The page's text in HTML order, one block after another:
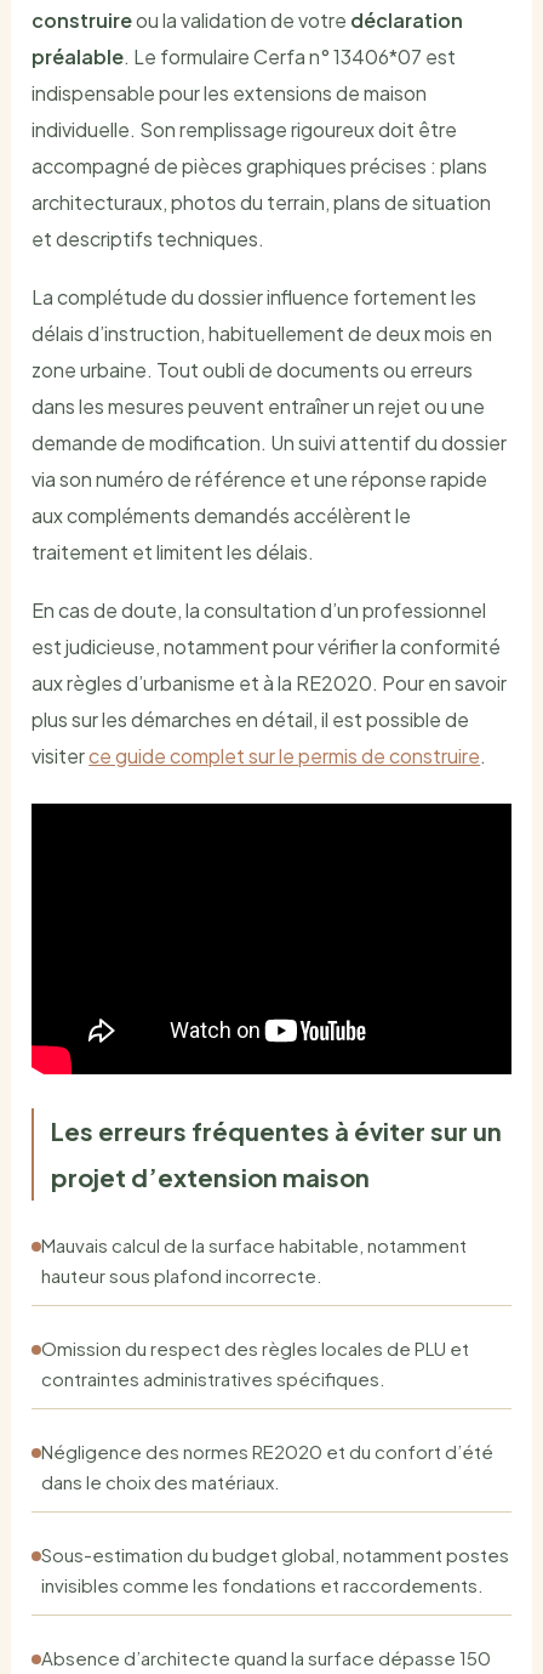
construireou la validation de votre déclaration
préalable. Le formulaire Cerfa n° 13406*07 est
indispensable pour les extensions de maison
individuelle. Son remplissage rigoureux doit être
accompagné de pièces graphiques précises : plans
architecturaux, photos du terrain, plans de situation
et descriptifs techniques.
La complétude du dossier influence fortement les
délais d’instruction, habituellement de deux mois en
zone urbaine. Tout oubli de documents ou erreurs
dans les mesures peuvent entraîner un rejet ou une
demande de modification. Un suivi attentif du dossier
via son numéro de référence et une réponse rapide
aux compléments demandés accélèrent le
traitement et limitent les délais.
En cas de doute, la consultation d’un professionnel
est judicieuse, notamment pour vérifier la conformité
aux règles d’urbanisme et à la RE2020. Pour en savoir
plus sur les démarches en détail, il est possible de
visiterce guide complet sur le permis de construire.
Les erreurs fréquentes à éviter sur un
projet d’extension maison
Mauvais calcul de la surface habitable, notamment
hauteur sous plafond incorrecte.
Omission du respect des règles locales de PLU et
contraintes administratives spécifiques.
Négligence des normes RE2020 et du confort d’été
dans le choix des matériaux.
Sous-estimation du budget global, notamment postes
invisibles comme les fondations et raccordements.
Absence d’architecte quand la surface dépasse 150